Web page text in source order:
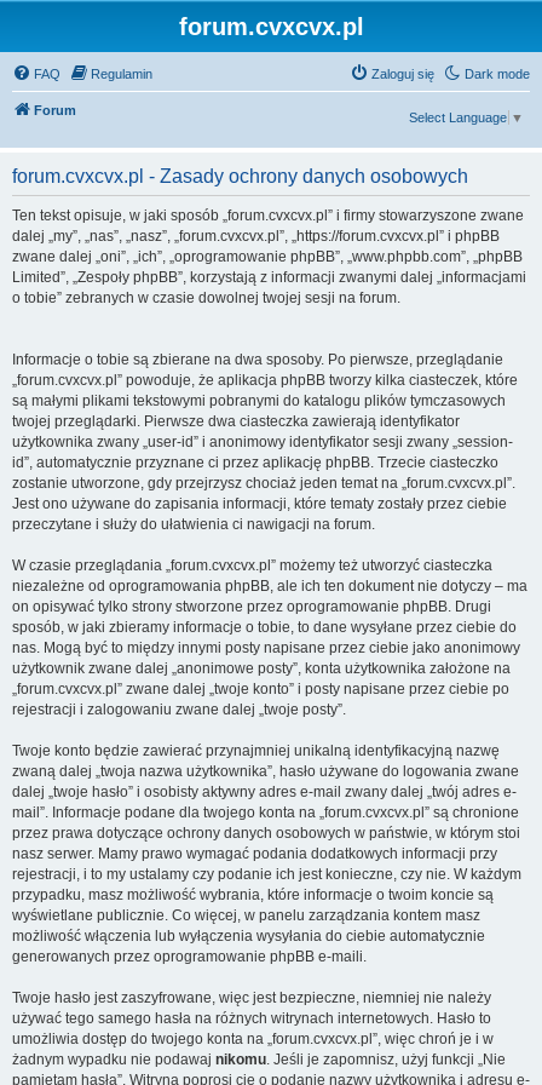
forum.cvxcvx.pl
Dark mode
FAQ Regulamin Zaloguj się
Forum
Select Language ▼
forum.cvxcvx.pl - Zasady ochrony danych osobowych
Ten tekst opisuje, w jaki sposób „forum.cvxcvx.pl” i firmy stowarzyszone zwane
dalej „my”, „nas”, „nasz”, „forum.cvxcvx.pl”, „https://forum.cvxcvx.pl” i phpBB
zwane dalej „oni”, „ich”, „oprogramowanie phpBB”, „www.phpbb.com”, „phpBB
Limited”, „Zespoły phpBB”, korzystają z informacji zwanymi dalej „informacjami
o tobie” zebranych w czasie dowolnej twojej sesji na forum.
Informacje o tobie są zbierane na dwa sposoby. Po pierwsze, przeglądanie
„forum.cvxcvx.pl” powoduje, że aplikacja phpBB tworzy kilka ciasteczek, które
są małymi plikami tekstowymi pobranymi do katalogu plików tymczasowych
twojej przeglądarki. Pierwsze dwa ciasteczka zawierają identyfikator
użytkownika zwany „user-id” i anonimowy identyfikator sesji zwany „session-
id”, automatycznie przyznane ci przez aplikację phpBB. Trzecie ciasteczko
zostanie utworzone, gdy przejrzysz chociaż jeden temat na „forum.cvxcvx.pl”.
Jest ono używane do zapisania informacji, które tematy zostały przez ciebie
przeczytane i służy do ułatwienia ci nawigacji na forum.
W czasie przeglądania „forum.cvxcvx.pl” możemy też utworzyć ciasteczka
niezależne od oprogramowania phpBB, ale ich ten dokument nie dotyczy – ma
on opisywać tylko strony stworzone przez oprogramowanie phpBB. Drugi
sposób, w jaki zbieramy informacje o tobie, to dane wysyłane przez ciebie do
nas. Mogą być to między innymi posty napisane przez ciebie jako anonimowy
użytkownik zwane dalej „anonimowe posty”, konta użytkownika założone na
„forum.cvxcvx.pl” zwane dalej „twoje konto” i posty napisane przez ciebie po
rejestracji i zalogowaniu zwane dalej „twoje posty”.
Twoje konto będzie zawierać przynajmniej unikalną identyfikacyjną nazwę
zwaną dalej „twoja nazwa użytkownika”, hasło używane do logowania zwane
dalej „twoje hasło” i osobisty aktywny adres e-mail zwany dalej „twój adres e-
mail”. Informacje podane dla twojego konta na „forum.cvxcvx.pl” są chronione
przez prawa dotyczące ochrony danych osobowych w państwie, w którym stoi
nasz serwer. Mamy prawo wymagać podania dodatkowych informacji przy
rejestracji, i to my ustalamy czy podanie ich jest konieczne, czy nie. W każdym
przypadku, masz możliwość wybrania, które informacje o twoim koncie są
wyświetlane publicznie. Co więcej, w panelu zarządzania kontem masz
możliwość włączenia lub wyłączenia wysyłania do ciebie automatycznie
generowanych przez oprogramowanie phpBB e-maili.
Twoje hasło jest zaszyfrowane, więc jest bezpieczne, niemniej nie należy
używać tego samego hasła na różnych witrynach internetowych. Hasło to
umożliwia dostęp do twojego konta na „forum.cvxcvx.pl”, więc chroń je i w
żadnym wypadku nie podawaj nikomu. Jeśli je zapomnisz, użyj funkcji „Nie
pamiętam hasła”. Witryna poprosi cię o podanie nazwy użytkownika i adresu e-